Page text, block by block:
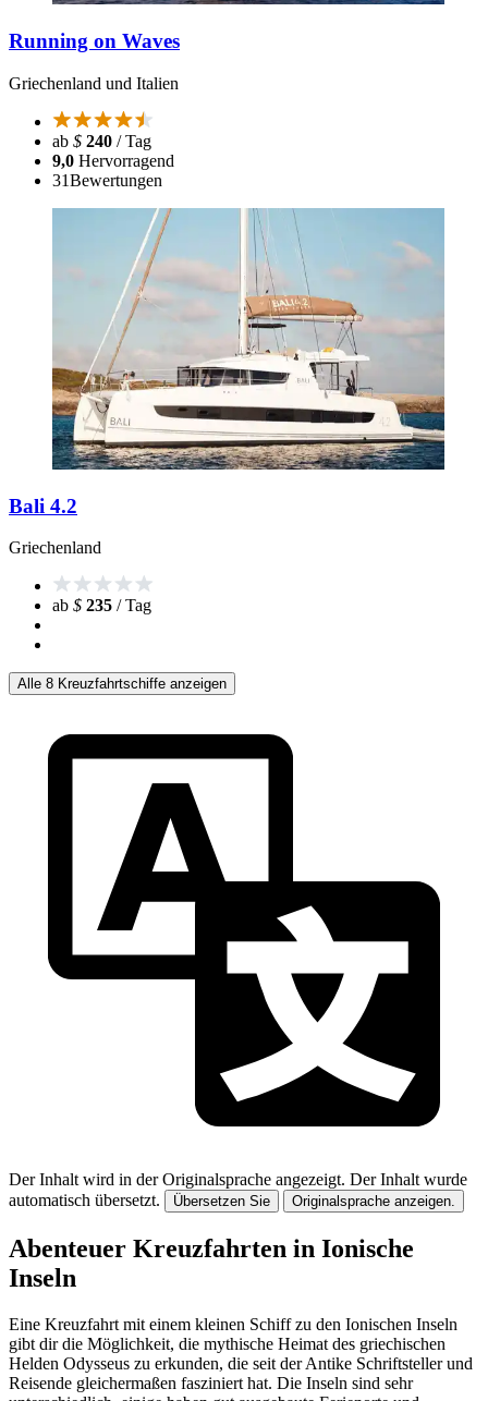
Running on Waves
Griechenland und Italien
ab $ 240 / Tag
9,0 Hervorragend
31Bewertungen
Bali 4.2
Griechenland
ab $ 235 / Tag
Alle 8 Kreuzfahrtschiffe anzeigen
Der Inhalt wird in der Originalsprache angezeigt. Der Inhalt wurde
automatisch übersetzt.
Übersetzen Sie Originalsprache anzeigen.
Abenteuer Kreuzfahrten in Ionische
Inseln
Eine Kreuzfahrt mit einem kleinen Schiff zu den Ionischen Inseln
gibt dir die Möglichkeit, die mythische Heimat des griechischen
Helden Odysseus zu erkunden, die seit der Antike Schriftsteller und
Reisende gleichermaßen fasziniert hat. Die Inseln sind sehr